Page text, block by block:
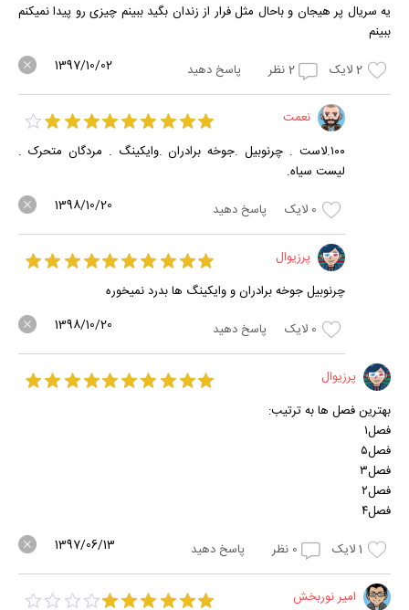
یه سریال پر هیجان و باحال مثل فرار از زندان بگید ببینم چیزی رو پیدا نمیکنم
ببینم
2لایک 2نظر پاسخ دهید 1397/10/02
نعمت
۱۰۰.لاست . چرنوبیل .جوخه برادران .وایکینگ . مردگان متحرک .
لیست سیاه.
0 لایک پاسخ دهید 1398/10/20
پرزیوال
چرنوبیل جوخه برادران و وایکینگ ها بدرد نمیخوره
0 لایک پاسخ دهید 1398/10/20
پرزیوال
بهترین فصل ها به ترتیب:
فصل۱
فصل۵
فصل۳
فصل۲
فصل۴
1لایک 0 نظر پاسخ دهید 1397/06/13
امیر نوربخش